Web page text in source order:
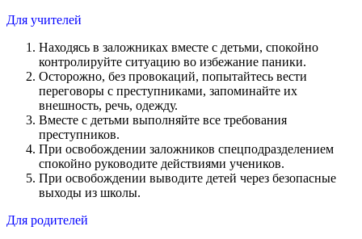
Для учителей
Находясь в заложниках вместе с детьми, спокойно
контролируйте ситуацию во избежание паники.
Осторожно, без провокаций, попытайтесь вести
переговоры с преступниками, запоминайте их
внешность, речь, одежду.
Вместе с детьми выполняйте все требования
преступников.
При освобождении заложников спецподразделением
спокойно руководите действиями учеников.
При освобождении выводите детей через безопасные
выходы из школы.
Для родителей